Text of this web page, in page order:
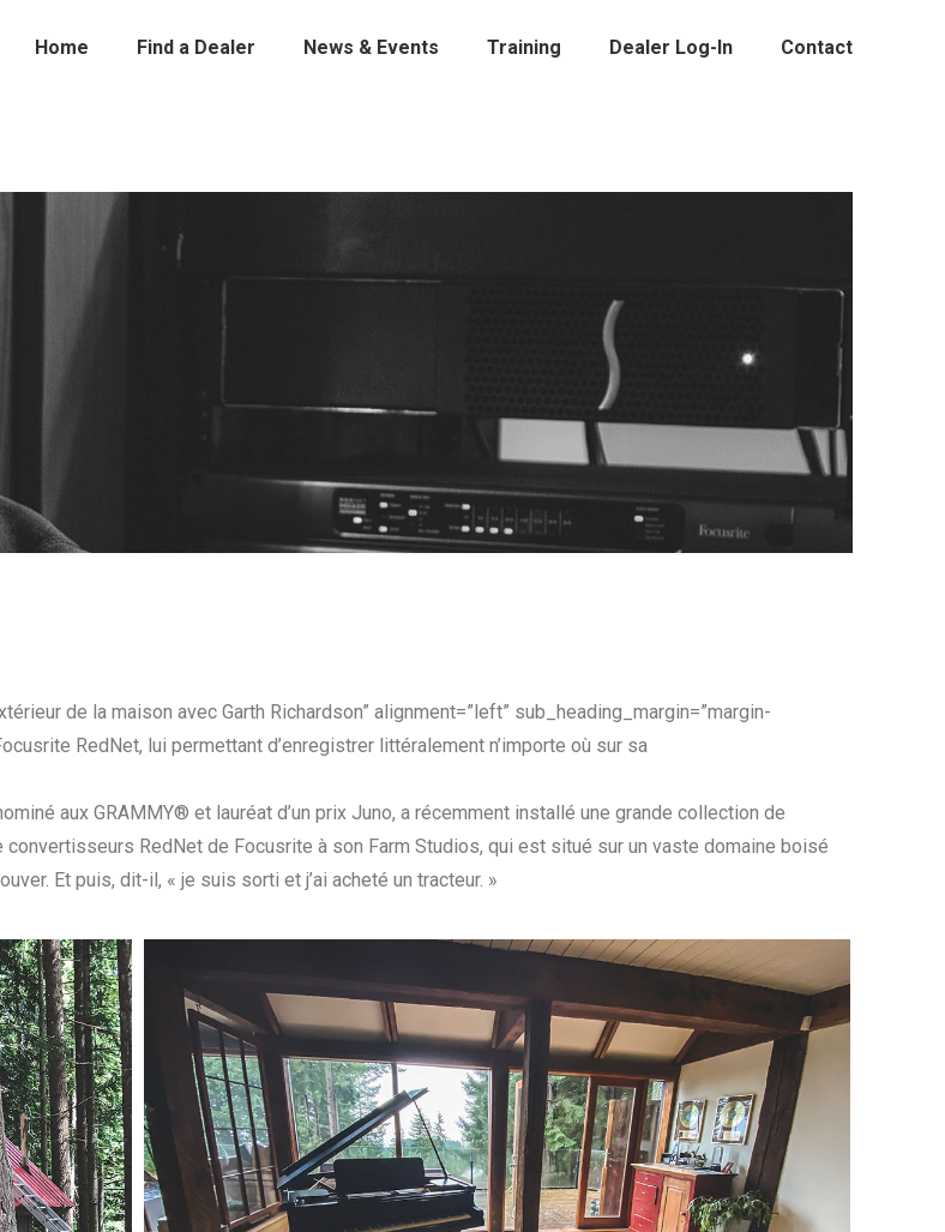
Home Find a Dealer News & Events Training Dealer Log-In Contact
de la maison avec Garth Richardson” alignment=”left” sub_heading_margin=”margin-
RedNet, lui permettant d’enregistrer littéralement n’importe où sur sa
aux GRAMMY® et lauréat d’un prix Juno, a récemment installé une grande collection de
RedNet de Focusrite à son Farm Studios, qui est situé sur un vaste domaine boisé
Et puis, dit-il, « je suis sorti et j’ai acheté un tracteur. »